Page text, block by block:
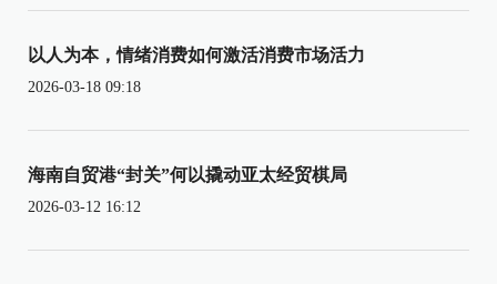
以人为本，情绪消费如何激活消费市场活力
2026-03-18 09:18
海南自贸港“封关”何以撬动亚太经贸棋局
2026-03-12 16:12